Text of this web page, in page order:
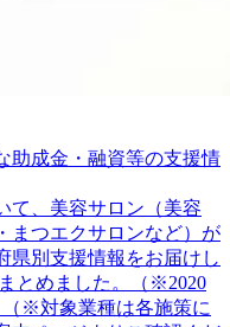
助成金・融資等の支援情
て、美容サロン（美容
まつエクサロンなど）が
県別支援情報をお届けし
とめました。（※2020
※対象業種は各施策に